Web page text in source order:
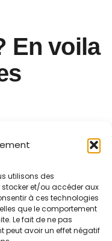
utilisons des
et/ou accéder aux
à ces technologies
que le comportement
Le fait de ne pas
peut avoir un effet négatif
En voila